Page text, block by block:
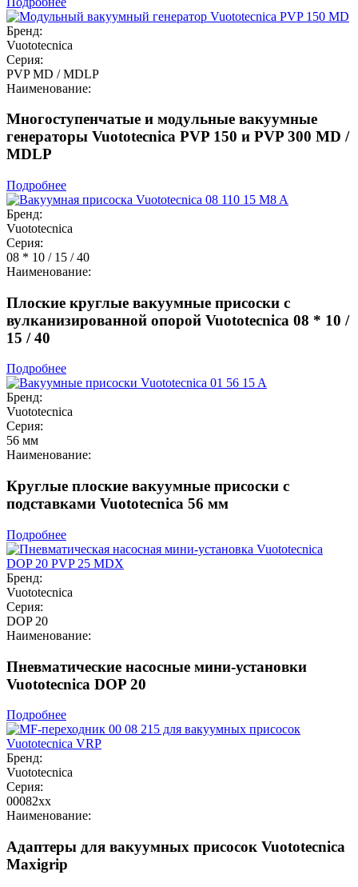
Бренд:
Vuototecnica
Серия:
PVP MD / MDLP
Наименование:
Многоступенчатые и модульные вакуумные
генераторы Vuototecnica PVP 150 и PVP 300 MD /
MDLP
Подробнее
Бренд:
Vuototecnica
Серия:
08 * 10 / 15 / 40
Наименование:
Плоские круглые вакуумные присоски с
вулканизированной опорой Vuototecnica 08 * 10 /
15 / 40
Подробнее
Бренд:
Vuototecnica
Серия:
56 мм
Наименование:
Круглые плоские вакуумные присоски с
подставками Vuototecnica 56 мм
Подробнее
Бренд:
Vuototecnica
Серия:
DOP 20
Наименование:
Пневматические насосные мини-установки
Vuototecnica DOP 20
Подробнее
Бренд:
Vuototecnica
Серия:
00082хх
Наименование:
Адаптеры для вакуумных присосок Vuototecnica
Maxigrip